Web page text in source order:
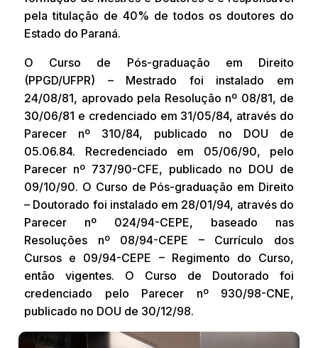
pela titulação de 40% de todos os doutores do
Estado do Paraná.
O Curso de Pós-graduação em Direito
(PPGD/UFPR) – Mestrado foi instalado em
24/08/81, aprovado pela Resolução nº 08/81, de
30/06/81 e credenciado em 31/05/84, através do
Parecer nº 310/84, publicado no DOU de
05.06.84. Recredenciado em 05/06/90, pelo
Parecer nº 737/90-CFE, publicado no DOU de
09/10/90. O Curso de Pós-graduação em Direito
– Doutorado foi instalado em 28/01/94, através do
Parecer nº 024/94-CEPE, baseado nas
Resoluções nº 08/94-CEPE – Currículo dos
Cursos e 09/94-CEPE – Regimento do Curso,
então vigentes. O Curso de Doutorado foi
credenciado pelo Parecer nº 930/98-CNE,
publicado no DOU de 30/12/98.